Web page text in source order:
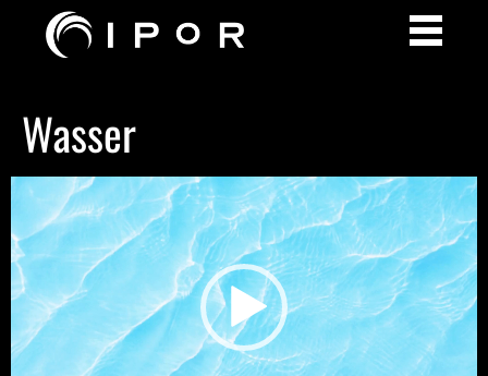
Wasser
Video-
Player